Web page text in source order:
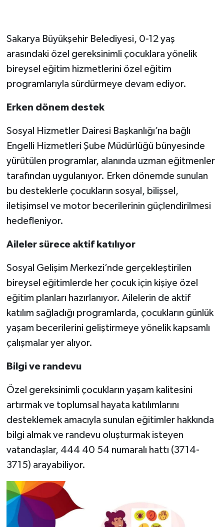
Sakarya Büyükşehir Belediyesi, 0-12 yaş
arasındaki özel gereksinimli çocuklara yönelik
bireysel eğitim hizmetlerini özel eğitim
programlarıyla sürdürmeye devam ediyor.
Erken dönem destek
Sosyal Hizmetler Dairesi Başkanlığı’na bağlı
Engelli Hizmetleri Şube Müdürlüğü bünyesinde
yürütülen programlar, alanında uzman eğitmenler
tarafından uygulanıyor. Erken dönemde sunulan
bu desteklerle çocukların sosyal, bilişsel,
iletişimsel ve motor becerilerinin güçlendirilmesi
hedefleniyor.
Aileler sürece aktif katılıyor
Sosyal Gelişim Merkezi’nde gerçekleştirilen
bireysel eğitimlerde her çocuk için kişiye özel
eğitim planları hazırlanıyor. Ailelerin de aktif
katılım sağladığı programlarda, çocukların günlük
yaşam becerilerini geliştirmeye yönelik kapsamlı
çalışmalar yer alıyor.
Bilgi ve randevu
Özel gereksinimli çocukların yaşam kalitesini
artırmak ve toplumsal hayata katılımlarını
desteklemek amacıyla sunulan eğitimler hakkında
bilgi almak ve randevu oluşturmak isteyen
vatandaşlar, 444 40 54 numaralı hattı (3714-
3715) arayabiliyor.